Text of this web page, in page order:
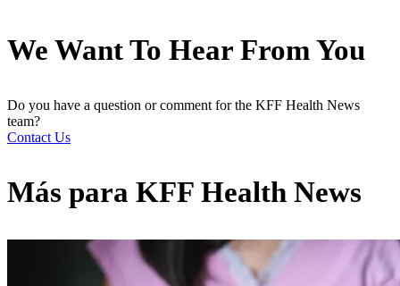
We Want To Hear From You
Do you have a question or comment for the KFF Health News
team?
Contact Us
Más para KFF Health News